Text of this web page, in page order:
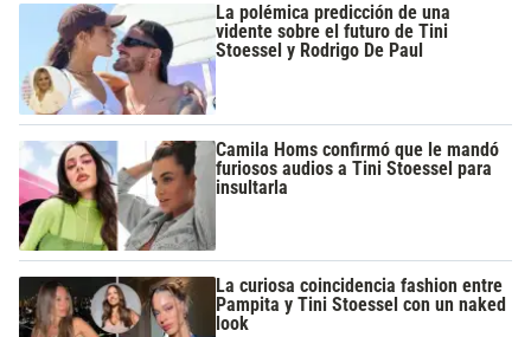
La polémica predicción de una
vidente sobre el futuro de Tini
Stoessel y Rodrigo De Paul
Camila Homs confirmó que le mandó
furiosos audios a Tini Stoessel para
insultarla
La curiosa coincidencia fashion entre
Pampita y Tini Stoessel con un naked
look